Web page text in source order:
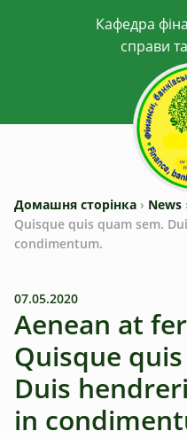
Домашня сторінка › News
Quisque quis quam sem.
condimentum.
07.05.2020
Aenean at
Quisque
Duis
in